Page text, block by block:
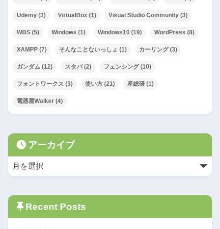
Udemy (3) VirtualBox (1) Visual Studio Community (3)
WBS (5) Windows (1) Windows10 (19) WordPress (8)
XAMPP (7) そんなことないっしょ (1) カーリング(3)
ガンダム (12) スタバ(2) フェンシング(10)
フォントワークス (3) 使い方 (21) 産総研 (1)
電器屋Walker (4)
アーカイブ
Recent Posts